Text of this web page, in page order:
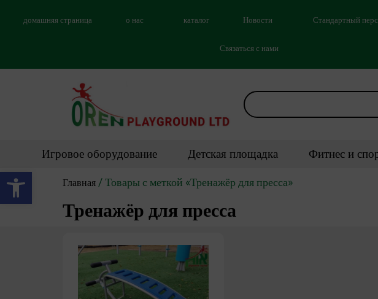
Открыть панель инструментов
домашняя страница о нас каталог Новости Стандартный
Связаться с нами
Игровое оборудование Детская площадка Фитнес и
Главная/ Товары с меткой «Тренажёр для пресса»
Тренажёр для пресса